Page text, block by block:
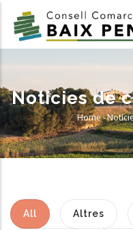
main
Notícies de
Home-
All Altres